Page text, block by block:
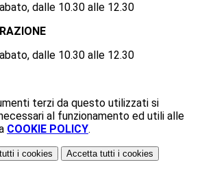
dalle 10.30 alle 12.30
dalle 10.30 alle 12.30
terzi da questo utilizzati si
al funzionamento ed utili alle
COOKIE POLICY.
i cookies Accetta tutti i cookies